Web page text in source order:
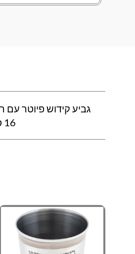
גביע קידוש פיוטר עם
16 ס"מ עם תחת